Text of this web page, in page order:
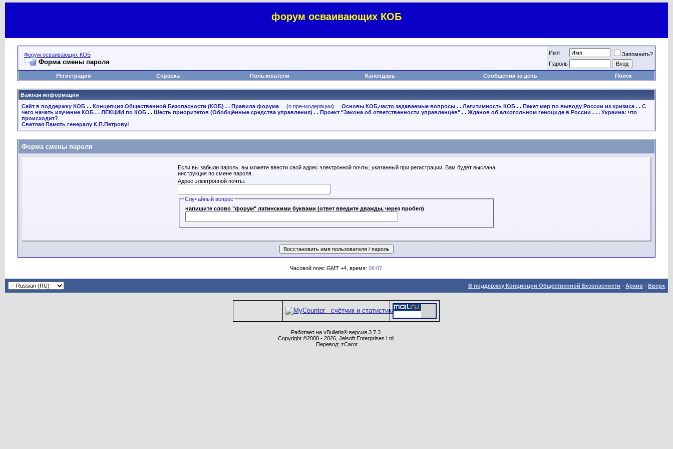
форум осваивающих КОБ
Форум осваивающих КОБ
Форма смены пароля
Имя
Запомнить?
Пароль
Регистрация
Справка Пользователи Календарь Сообщения за день Поиск
Важная информация
Сайт в поддержку КОБ . . Концепция Общественной Безопасности (КОБ) . . Правила форума . . (о пре-модерации) . . Основы КОБ,часто задаваемые вопросы . . Легитимность КОБ . . Пакет мер по выводу России из кризиса . . С
чего начать изучение КОБ . . ЛЕКЦИИ по КОБ . . Шесть приоритетов (Обобщённые средства управления) . . Проект "Закона об ответственности управленцев" . . Жданов об алкогольном геноциде в России . . . Украина: что
происходит?
Светлая Память генералу К.П.Петрову!
Форма смены пароля
Если вы забыли пароль, вы можете ввести свой адрес электронной почты, указанный при регистрации. Вам будет выслана
инструкция по смене пароля.
Адрес электронной почты:
Случайный вопрос
напишите слово "форум" латинскими буквами (ответ введите дважды, через пробел)
Часовой пояс GMT +4, время: 08:07.
В поддержку Конципции Общественной Безопасности - Архив - Вверх
Работает на vBulletin® версия 3.7.3.
Copyright ©2000 - 2026, Jelsoft Enterprises Ltd.
Перевод: zCarot